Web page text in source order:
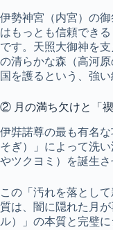
伊勢神宮（内宮）の
はもっとも信頼でき
です。天照大御神を
の清らかな森（高河
国を護るという、強
② 月の満ち欠けと「
伊弉諾尊の最も有名
そぎ）」によって洗
やツクヨミ）を誕生さ
この「汚れを落とし
質は、闇に隠れた月
ル）」の本質と完璧